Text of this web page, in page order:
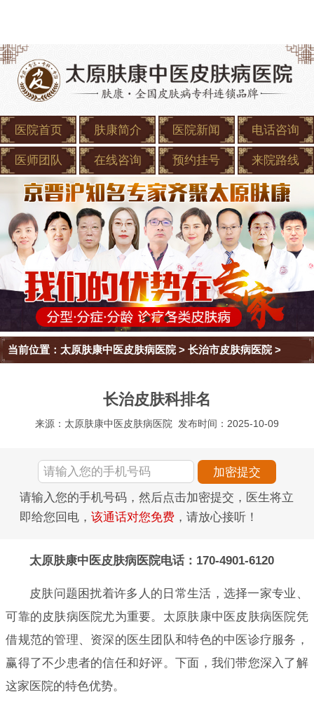
医院首页 肤康简介 医院新闻 电话咨询
医师团队 在线咨询 预约挂号 来院路线
当前位置： 太原肤康中医皮肤病医院>长治市皮肤病医院>
长治皮肤科排名
来源：太原肤康中医皮肤病医院 发布时间：2025-10-09
请输入您的手机号码，然后点击加密提交，医生将立
即给您回电， 该通话对您免费 ，请放心接听！
太原肤康中医皮肤病医院电话：170-4901-6120
皮肤问题困扰着许多人的日常生活，选择一家专业、
可靠的皮肤病医院尤为重要。太原肤康中医皮肤病医院凭
借规范的管理、资深的医生团队和特色的中医诊疗服务，
赢得了不少患者的信任和好评。下面，我们带您深入了解
这家医院的特色优势。